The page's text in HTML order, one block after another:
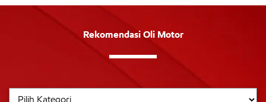
Rekomendasi Oli Motor